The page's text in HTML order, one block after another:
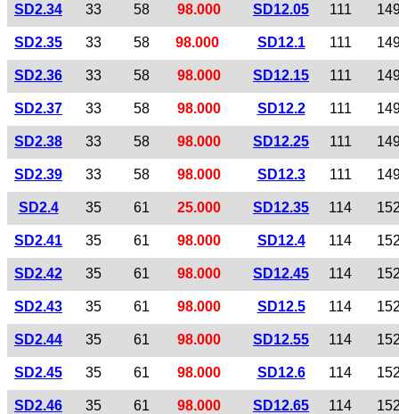
SD2.34 33 58 98.000 SD12.05 111
SD2.35 33 58 98.000 SD12.1 111
SD2.36 33 58 98.000 SD12.15 111
SD2.37 33 58 98.000 SD12.2 111
SD2.38 33 58 98.000 SD12.25 111
SD2.39 33 58 98.000 SD12.3 111
SD2.4 35 61 25.000 SD12.35 114
SD2.41 35 61 98.000 SD12.4 114
SD2.42 35 61 98.000 SD12.45 114
SD2.43 35 61 98.000 SD12.5 114
SD2.44 35 61 98.000 SD12.55 114
SD2.45 35 61 98.000 SD12.6 114
SD2.46 35 61 98.000 SD12.65 114